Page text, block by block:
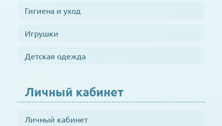
Гигиена и уход
Игрушки
Детская одежда
Личный кабинет
Личный кабинет